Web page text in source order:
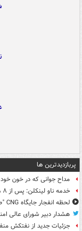
پربازدیدترین ها
مداح جوانی که در خون خود
خدمه ناو لینکلن: پس از ۸ ماه حضور در دریا خسته و درمانده‌ شدیم
لحظه انفجار جایگاه CNG "صحنه" در دوربین مداربسته
هشدار دبیر شورای عالی
جزئیات جدید از نفتکش